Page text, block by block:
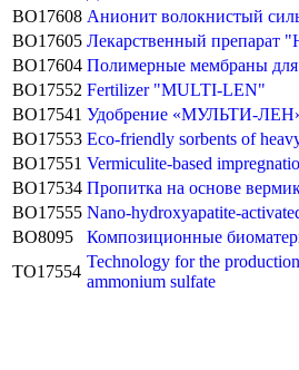
BO17608 Анионит волокнистый
BO17605 Лекарственный препарат
BO17604 Полимерные мембраны
BO17552 Fertilizer "MULTI-LEN"
BO17541 Удобрение «МУЛЬТИ-
BO17553 Eco-friendly sorbents of
BO17551 Vermiculite-based
BO17534 Пропитка на основе
BO17555 Nano-hydroxyapatite-
BO8095
Композиционные
TO17554
Technology for the
ammonium sulfate